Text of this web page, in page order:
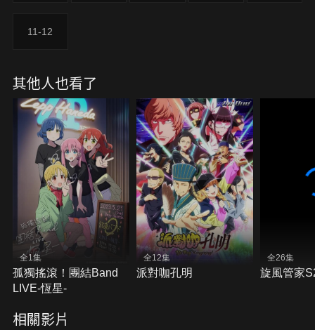
11-12
其他人也看了
全1集
孤獨搖滾！團結Band
LIVE-恆星-
全12集
派對咖孔明
全26集
旋風管家
相關影片